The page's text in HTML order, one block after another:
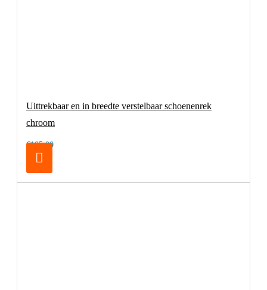
Uittrekbaar en in breedte verstelbaar schoenenrek
chroom
€105,00